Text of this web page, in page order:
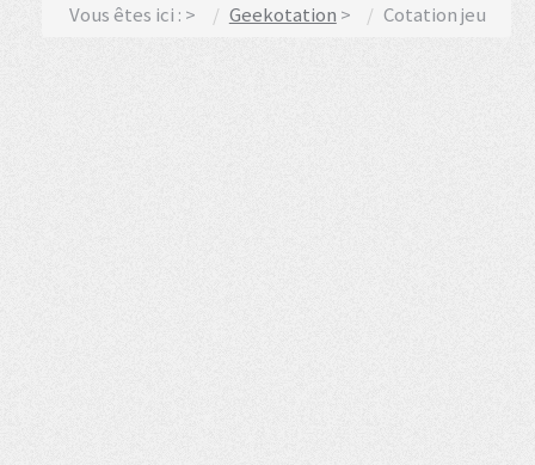
Vous êtes ici : Geekotation Cotation jeu